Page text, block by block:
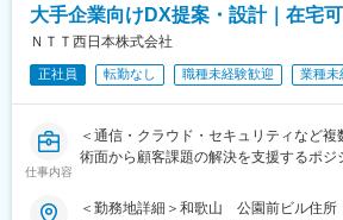
・ベンダ主催の勉強会
フルフレックス（コアタイムなし）・リ
ランスの両立が可能。
積極的にリモートワーク、フレックス勤
フステージに応じた柔軟な働き方を実現
た福利厚生制度も利用可能です。
NTT西日本Gが築き上げたお客様との信
大きいビジネスに挑戦。また地域に根差
実感できる環境です。
大手企業向けDX提案・設計｜在宅
ＮＴＴ西日本株式会社
正社員 転勤なし 職種未経験歓迎 業種未
仕事内容
＜通信・クラウド・セキュリティなど
術面から顧客課題の解決を支援するポジ
／フルフレックス・リモート可・残業
＜勤務地詳細＞和歌山 公園前ビル住所